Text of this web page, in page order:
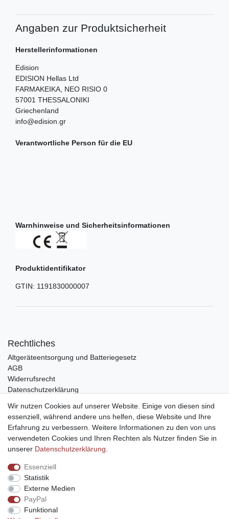
Angaben zur Produktsicherheit
Herstellerinformationen
Edision
EDISION Hellas Ltd
FARMAKEIKA, NEO RISIO 0
57001 THESSALONIKI
Griechenland
info@edision.gr
Verantwortliche Person für die EU
Warnhinweise und Sicherheitsinformationen
Produktidentifikator
GTIN: 1191830000007
Rechtliches
Altgeräteentsorgung und Batteriegesetz
AGB
Widerrufsrecht
Datenschutzerklärung
Impressum
Service
Zahlungsarten
Lieferung und Abholung
Unternehmen
Über uns
Karriere
Kontakt
Wir nutzen Cookies auf unserer Website. Einige von diesen sind
essenziell, während andere uns helfen, diese Website und Ihre
Erfahrung zu verbessern. Weitere Informationen zu den von uns
verwendeten Cookies und Ihren Rechten als Nutzer finden Sie in
unserer Daten­schutz­erklärung
Essenziell
Statistik
Externe Medien
PayPal
Funktional